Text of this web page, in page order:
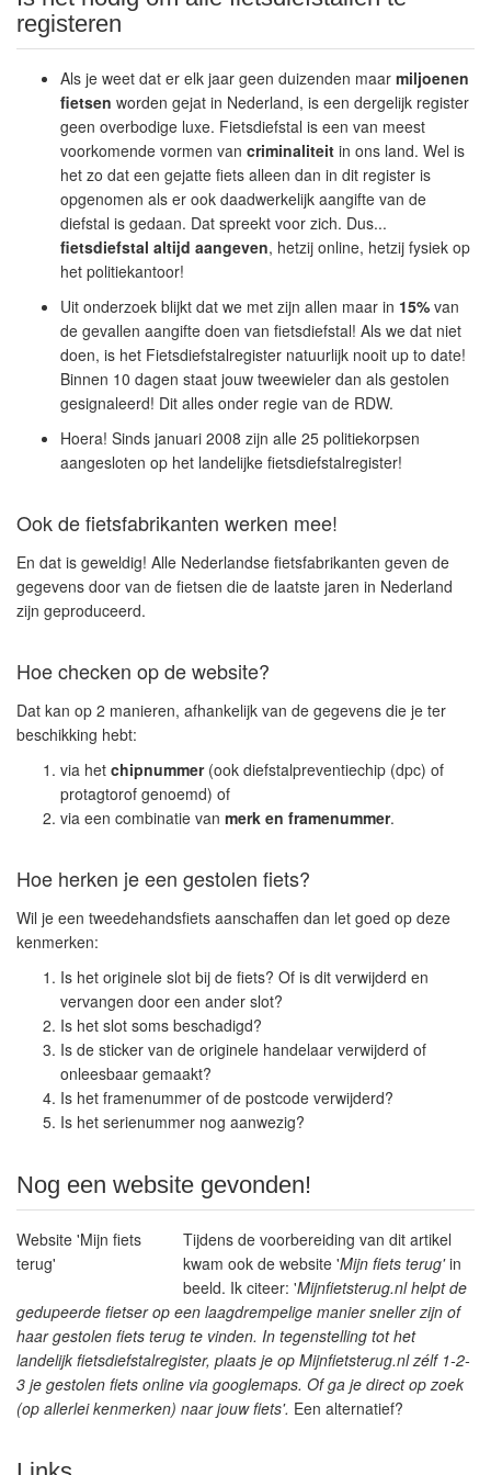
registeren
Als je weet dat er elk jaar geen duizenden maar miljoenen
fietsen worden gejat in Nederland, is een dergelijk register
geen overbodige luxe. Fietsdiefstal is een van meest
voorkomende vormen van criminaliteit in ons land. Wel is
het zo dat een gejatte fiets alleen dan in dit register is
opgenomen als er ook daadwerkelijk aangifte van de
diefstal is gedaan. Dat spreekt voor zich. Dus...
fietsdiefstal altijd aangeven, hetzij online, hetzij fysiek op
het politiekantoor!
Uit onderzoek blijkt dat we met zijn allen maar in 15% van
de gevallen aangifte doen van fietsdiefstal! Als we dat niet
doen, is het Fietsdiefstalregister natuurlijk nooit up to date!
Binnen 10 dagen staat jouw tweewieler dan als gestolen
gesignaleerd! Dit alles onder regie van de RDW.
Hoera! Sinds januari 2008 zijn alle 25 politiekorpsen
aangesloten op het landelijke fietsdiefstalregister!
Ook de fietsfabrikanten werken mee!
En dat is geweldig! Alle Nederlandse fietsfabrikanten geven de
gegevens door van de fietsen die de laatste jaren in Nederland
zijn geproduceerd.
Hoe checken op de website?
Dat kan op 2 manieren, afhankelijk van de gegevens die je ter
beschikking hebt:
via het chipnummer(ook diefstalpreventiechip (dpc) of
protagtorof genoemd) of
via een combinatie van merk en framenummer.
Hoe herken je een gestolen fiets?
Wil je een tweedehandsfiets aanschaffen dan let goed op deze
kenmerken:
Is het originele slot bij de fiets? Of is dit verwijderd en
vervangen door een ander slot?
Is het slot soms beschadigd?
Is de sticker van de originele handelaar verwijderd of
onleesbaar gemaakt?
Is het framenummer of de postcode verwijderd?
Is het serienummer nog aanwezig?
Nog een website gevonden!
Website 'Mijn fiets
terug'
Tijdens de voorbereiding van dit artikel
kwam ook de website 'Mijn fiets terug'in
beeld. Ik citeer: 'Mijnfietsterug.nl helpt de
gedupeerde fietser op een laagdrempelige manier sneller zijn of
haar gestolen fiets terug te vinden. In tegenstelling tot het
landelijk fietsdiefstalregister, plaats je op Mijnfietsterug.nl zélf 1-2-
3 je gestolen fiets online via googlemaps. Of ga je direct op zoek
(op allerlei kenmerken) naar jouw fiets'. Een alternatief?